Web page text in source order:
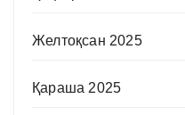
Желтоқсан 2025
Қараша 2025